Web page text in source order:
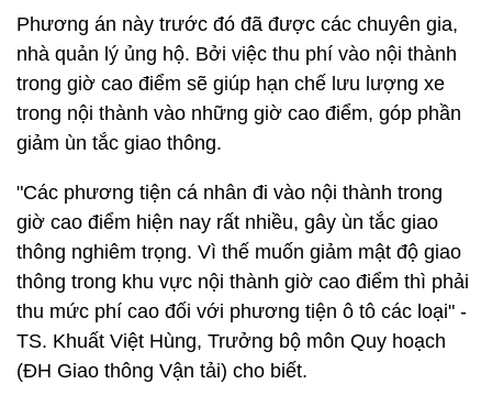
Phương án này trước đó đã được các chuyên gia,
nhà quản lý ủng hộ. Bởi việc thu phí vào nội thành
trong giờ cao điểm sẽ giúp hạn chế lưu lượng xe
trong nội thành vào những giờ cao điểm, góp phần
giảm ùn tắc giao thông.
"Các phương tiện cá nhân đi vào nội thành trong
giờ cao điểm hiện nay rất nhiều, gây ùn tắc giao
thông nghiêm trọng. Vì thế muốn giảm mật độ giao
thông trong khu vực nội thành giờ cao điểm thì phải
thu mức phí cao đối với phương tiện ô tô các loại" -
TS. Khuất Việt Hùng, Trưởng bộ môn Quy hoạch
(ĐH Giao thông Vận tải) cho biết.